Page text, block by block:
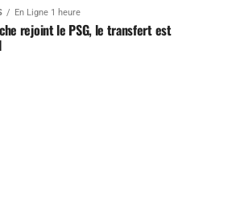
En Ligne 1 heure
rejoint le PSG, le transfert est